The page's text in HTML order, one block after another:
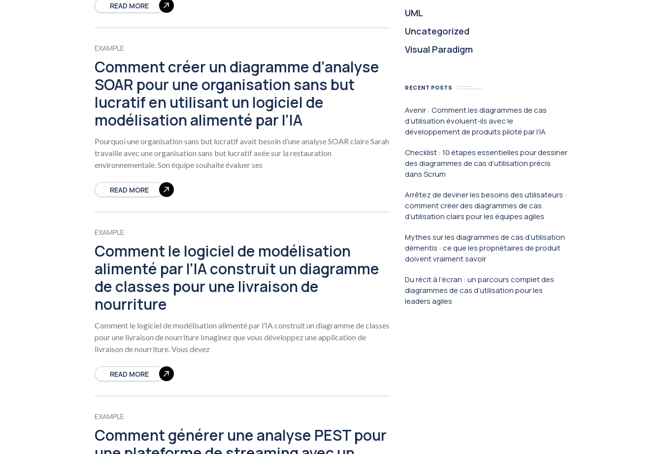
READ MORE
EXAMPLE
Comment créer un diagramme d’analyse
SOAR pour une organisation sans but
lucratif en utilisant un logiciel de
modélisation alimenté par l’IA
Pourquoi une organisation sans but lucratif avait besoin d’une analyse SOAR claire Sarah
travaille avec une organisation sans but lucratif axée sur la restauration
environnementale. Son équipe souhaite évaluer ses
READ MORE
EXAMPLE
Comment le logiciel de modélisation
alimenté par l’IA construit un diagramme
de classes pour une livraison de
nourriture
Comment le logiciel de modélisation alimenté par l’IA construit un diagramme de classes
pour une livraison de nourriture Imaginez que vous développez une application de
livraison de nourriture. Vous devez
READ MORE
EXAMPLE
Comment générer une analyse PEST pour
UML
Uncategorized
Visual Paradigm
RECENT POSTS
Avenir : Comment les diagrammes de cas
d’utilisation évoluent-ils avec le
développement de produits piloté par l’IA
Checklist : 10 étapes essentielles pour dessiner
des diagrammes de cas d’utilisation précis
dans Scrum
Arrêtez de deviner les besoins des utilisateurs :
comment créer des diagrammes de cas
d’utilisation clairs pour les équipes agiles
Mythes sur les diagrammes de cas d’utilisation
démentis : ce que les propriétaires de produit
doivent vraiment savoir
Du récit à l’écran : un parcours complet des
diagrammes de cas d’utilisation pour les
leaders agiles